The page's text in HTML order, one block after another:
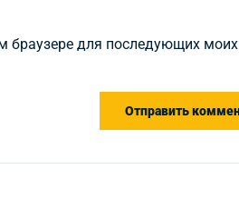
браузере для последующих моих